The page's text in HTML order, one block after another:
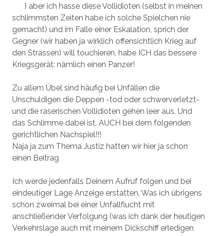
) aber ich hasse diese Vollidioten (selbst in meinen
schlimmsten Zeiten habe ich solche Spielchen nie
gemacht) und im Falle einer Eskalation, sprich der
Gegner (wir haben ja wirklich offensichtlich Krieg auf
den Strassen) will touchieren, habe ICH das bessere
Kriegsgerät: nämlich einen Panzer!
Zu allem Übel sind häufig bei Unfällen die
Unschuldigen die Deppen -tod oder schwerverletzt-
und die raserischen Vollidioten gehen leer aus. Und
das Schlimme dabei ist. AUCH bei dem folgenden
gerichtlichen Nachspiel!!!
Naja ja zum Thema Justiz hatten wir hier ja schon
einen Beitrag
Ich werde jedenfalls Deinem Aufruf folgen und bei
eindeutiger Lage Anzeige erstatten. Was ich übrigens
schon zweimal bei einer Unfallflucht mit
anschließender Verfolgung (was ich dank der heutigen
Verkehrslage auch mit meinem Dickschiff erledigen